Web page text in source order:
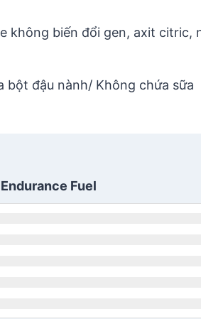
không biến đổi gen, axit
bột đậu nành/ Không chứa sữa
Fuel